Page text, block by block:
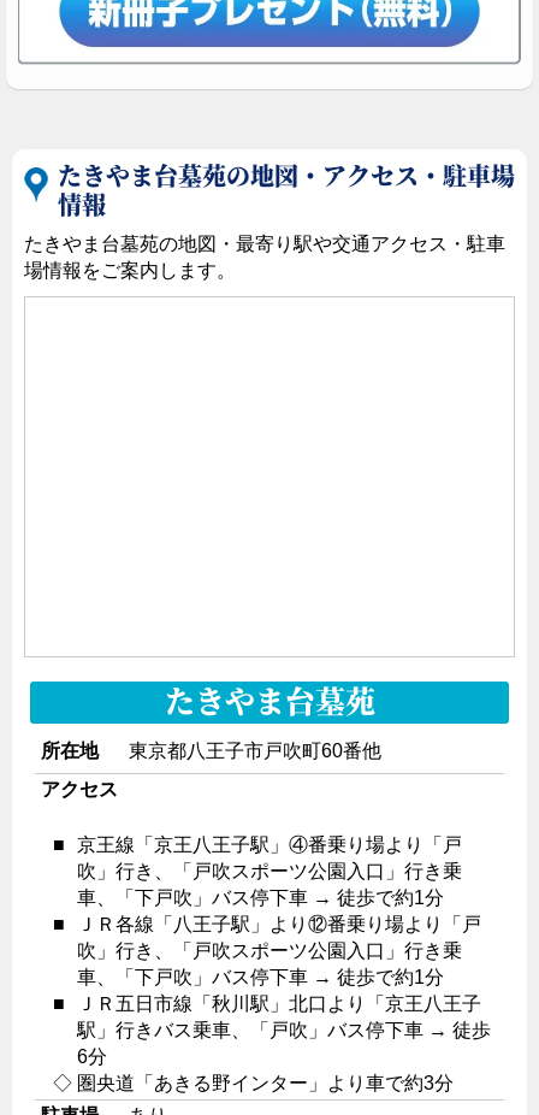
たきやま台墓苑の地図・アクセス・駐車場
情報
たきやま台墓苑の地図・最寄り駅や交通アクセス・駐車
場情報をご案内します。
たきやま台墓苑
所在地
東京都八王子市戸吹町60番他
アクセス
■
京王線「京王八王子駅」④番乗り場より「戸
吹」行き、「戸吹スポーツ公園入口」行き乗
車、「下戸吹」バス停下車 → 徒歩で約1分
■
ＪＲ各線「八王子駅」より⑫番乗り場より「戸
吹」行き、「戸吹スポーツ公園入口」行き乗
車、「下戸吹」バス停下車 → 徒歩で約1分
■
ＪＲ五日市線「秋川駅」北口より「京王八王子
駅」行きバス乗車、「戸吹」バス停下車 → 徒歩
6分
◇ 圏央道「あきる野インター」より車で約3分